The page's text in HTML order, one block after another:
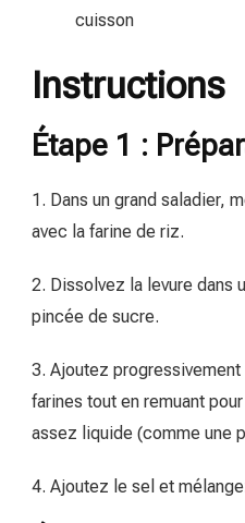
cuisson
Instructions
Étape 1 :
1. Dans un grand saladier,
avec la farine de riz.
2. Dissolvez la levure dans
pincée de sucre.
3. Ajoutez progressivement
farines tout en remuant
assez liquide (comme une
4. Ajoutez le sel et